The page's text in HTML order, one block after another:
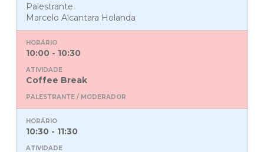
Palestrante
Marcelo Alcantara Holanda
10:00 - 10:30
Coffee Break
10:30 - 11:30